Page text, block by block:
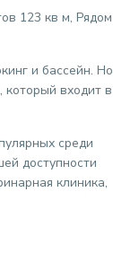
123 кв м, Рядом
и бассейн. Но
входит в
среди
доступности
клиника,